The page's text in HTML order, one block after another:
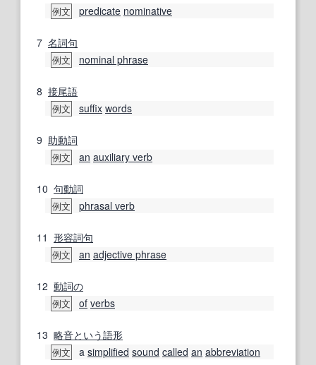
例文 predicate nominative
7 名詞句
例文 nominal phrase
8 接尾語
例文 suffix words
9 助動詞
例文 an auxiliary verb
10 句動詞
例文 phrasal verb
11 形容詞句
例文 an adjective phrase
12 動詞の
例文 of verbs
13 略音という語形
例文 a simplified sound called an abbreviation